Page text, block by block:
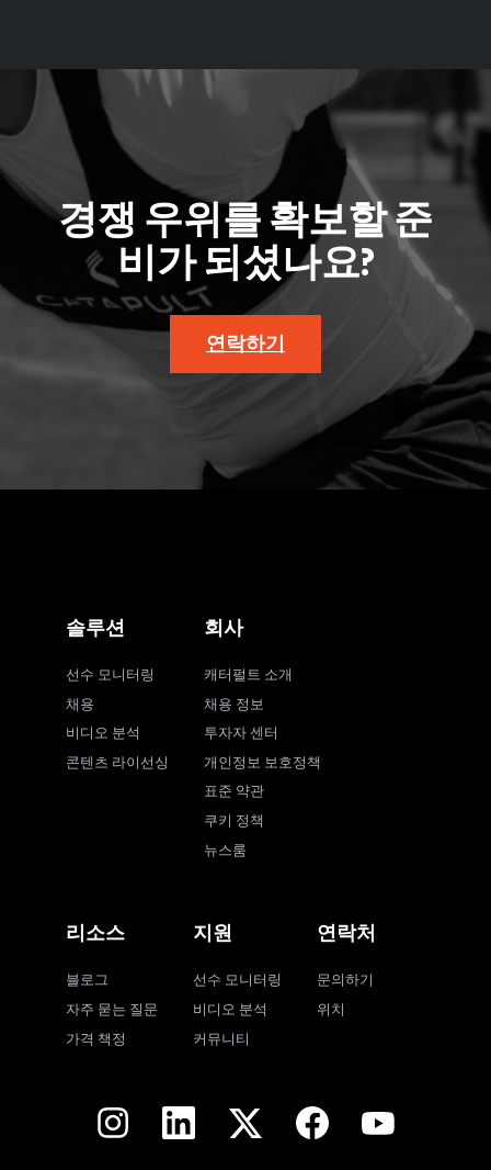
경쟁 우위를 확보할 준
비가 되셨나요?
연락하기
솔루션
선수 모니터링
채용
비디오 분석
콘텐츠 라이선싱
회사
캐터펄트 소개
채용 정보
투자자 센터
개인정보 보호정책
표준 약관
쿠키 정책
뉴스룸
리소스
블로그
자주 묻는 질문
가격 책정
지원
선수 모니터링
비디오 분석
커뮤니티
연락처
문의하기
위치